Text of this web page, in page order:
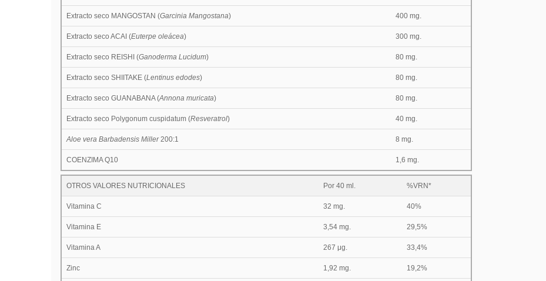
Extracto seco MANGOSTAN (Garcinia Mangostana) 400 mg.
Extracto seco ACAI (Euterpe oleácea) 300 mg.
Extracto seco REISHI (Ganoderma Lucidum) 80 mg.
Extracto seco SHIITAKE (Lentinus edodes) 80 mg.
Extracto seco GUANABANA (Annona muricata) 80 mg.
Extracto seco Polygonum cuspidatum (Resveratrol) 40 mg.
Aloe vera Barbadensis Miller200:1 8 mg.
COENZIMA Q10 1,6 mg.
OTROS VALORES NUTRICIONALES Por 40 ml. %VRN*
Vitamina C 32 mg. 40%
Vitamina E 3,54 mg. 29,5%
Vitamina A 267 μg. 33,4%
Zinc 1,92 mg. 19,2%